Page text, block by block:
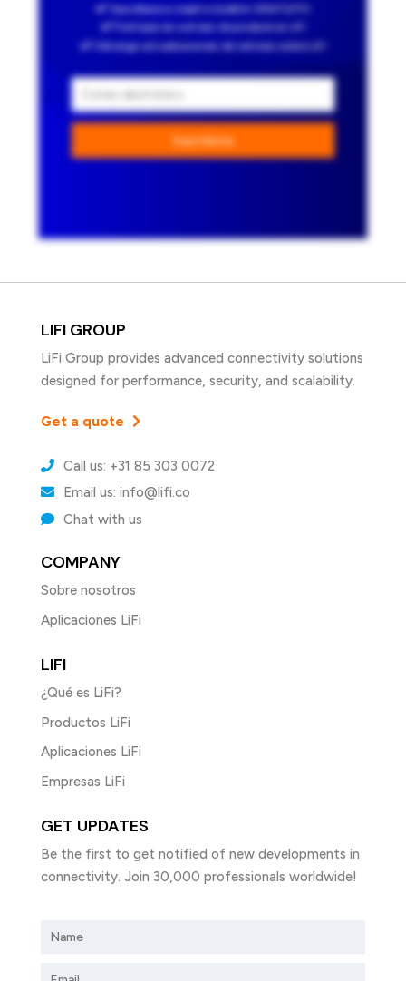
Suscríbase a nuestro boletín GRATUITO
Participe en sorteos de productos LiFi
Obtenga actualizaciones de noticias sobre LiFi
Suscribirse
LIFI GROUP
LiFi Group provides advanced connectivity solutions
designed for performance, security, and scalability.
Get a quote
Call us: +31 85 303 0072
Email us: info@lifi.co
Chat with us
COMPANY
Sobre nosotros
Aplicaciones LiFi
LIFI
¿Qué es LiFi?
Productos LiFi
Aplicaciones LiFi
Empresas LiFi
GET UPDATES
Be the first to get notified of new developments in
connectivity. Join 30,000 professionals worldwide!